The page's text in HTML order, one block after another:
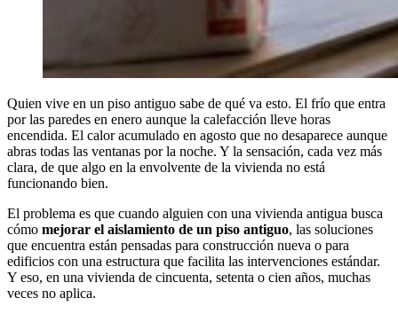
Quien vive en un piso antiguo sabe de qué va esto. El frío que entra
por las paredes en enero aunque la calefacción lleve horas
encendida. El calor acumulado en agosto que no desaparece aunque
abras todas las ventanas por la noche. Y la sensación, cada vez más
clara, de que algo en la envolvente de la vivienda no está
funcionando bien.
El problema es que cuando alguien con una vivienda antigua busca
cómo mejorar el aislamiento de un piso antiguo, las soluciones
que encuentra están pensadas para construcción nueva o para
edificios con una estructura que facilita las intervenciones estándar.
Y eso, en una vivienda de cincuenta, setenta o cien años, muchas
veces no aplica.